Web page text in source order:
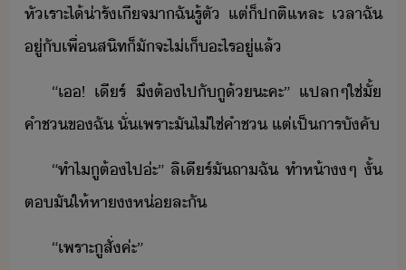
หัเราะ​ไ้​่ารัเีจ​า​ฉั​รู้ตั​ ​แต่​็​ปติ​แหละ​ ​เลา​ฉั​
ู่​ั​เพื่สิท​็​ัจะ​ไ่​เ็​ะไร​ู่​แล้
“​เ​!​ ​เีร​์​ ​ึ​ต้​ไป​ั​ู​้​ะ​คะ​”​ ​แปล​ๆ​ใช่​ั้​
คำช​ข​ฉั​ ​ั่​เพราะ​ั​ไ่ใช่​คำช​ ​แต่​เป็าร​ัคั
“​ทำไ​ู​ต้​ไป​่ะ​”​ ​ลิ​เีร​์​ั​ถา​ฉั​ ​ทำ​ห้า​​ๆ​ ​ั้​
ต​ั​ให้หา​​ห่​ละ​ั
“​เพราะ​ู​สั่​ค่ะ​”